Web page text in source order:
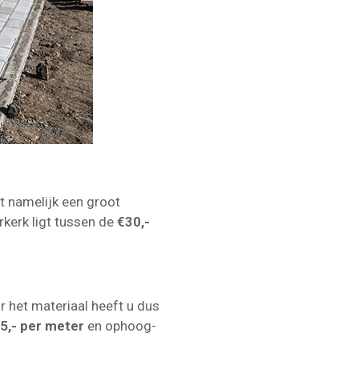
namelijk een groot
ligt tussen de €30,-
het materiaal heeft u dus
per meter en ophoog-